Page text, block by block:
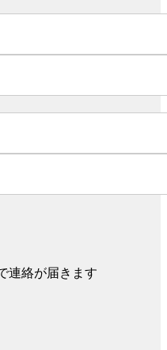
連絡が届きます